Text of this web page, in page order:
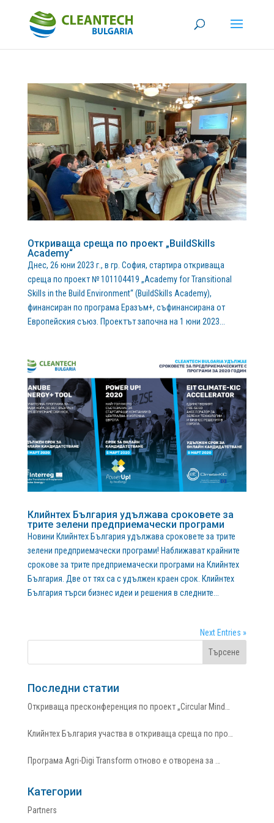
Откриваща среща по проект „BuildSkills
Academy“
Днес, 26 юни 2023 г., в гр. София, стартира откриваща
среща по проект № 101104419 „Academy for Transitional
Skills in the Build Environment“ (BuildSkills Academy),
финансиран по програма Еразъм+, съфинансирана от
Европейския съюз. Проектът започна на 1 юни 2023...
Клийнтех България удължава сроковете за
трите зелени предприемачески програми
Новини Клийнтех България удължава сроковете за трите
зелени предприемачески програми! Наближават крайните
срокове за трите предприемачески програми на Клийнтех
България. Две от тях са с удължен краен срок. Клийнтех
България търси бизнес идеи и решения в следните...
Next Entries »
Последни статии
Откриваща пресконференция по проект „Circular Mind…
Клийнтех България участва в откриваща среща по про…
Програма Agri-Digi Transform отново е отворена за …
Категории
Partners